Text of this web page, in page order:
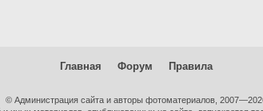
Главная Форум Правила
© Администрация сайта и авторы фотоматериалов,